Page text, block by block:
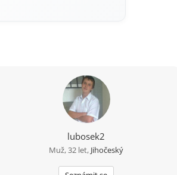
lubosek2
Muž, 32 let, Jihočeský